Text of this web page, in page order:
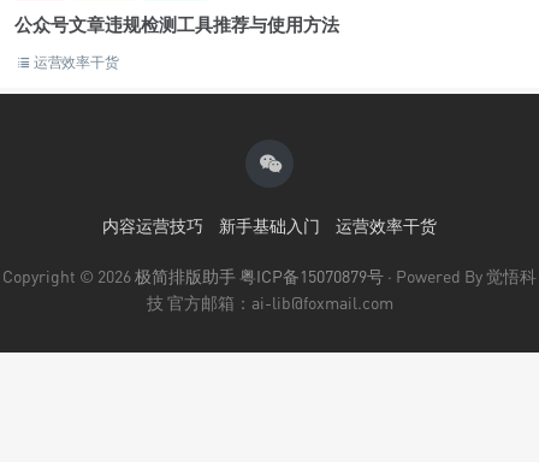
公众号文章违规检测工具推荐与使用方法
运营效率干货
内容运营技巧 新手基础入门 运营效率干货
Copyright © 2026极简排版助手粤ICP备15070879号 · Powered By 觉悟科
技 官方邮箱：ai-lib@foxmail.com